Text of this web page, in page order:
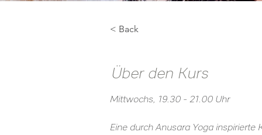
< Back
Über den Kurs
Mittwochs, 19.30 - 21.00 Uhr
Eine durch Anusara Yoga